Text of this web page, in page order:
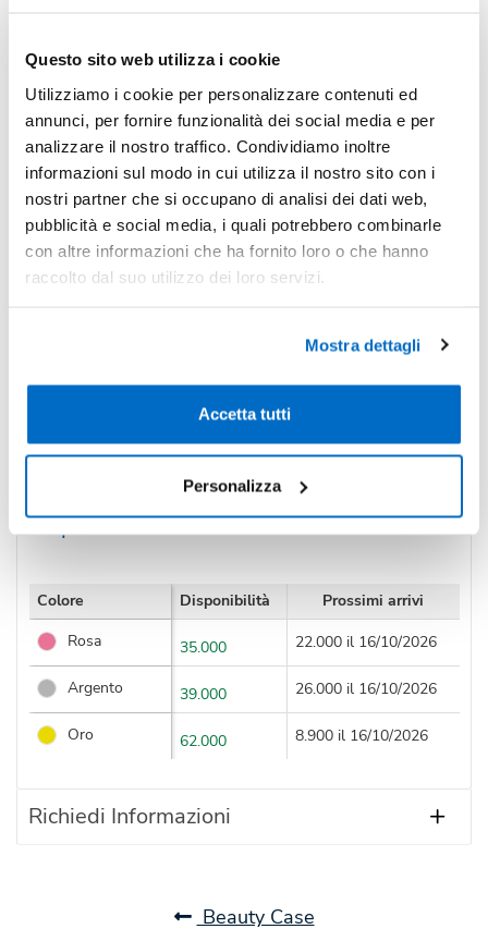
Questo sito web utilizza i cookie
Utilizziamo i cookie per personalizzare contenuti ed
annunci, per fornire funzionalità dei social media e per
analizzare il nostro traffico. Condividiamo inoltre
informazioni sul modo in cui utilizza il nostro sito con i
nostri partner che si occupano di analisi dei dati web,
pubblicità e social media, i quali potrebbero combinarle
con altre informazioni che ha fornito loro o che hanno
raccolto dal suo utilizzo dei loro servizi.
Mostra dettagli
Accetta tutti
Personalizza
Pezzi 100 -25% € 1,09
Pezzi 500 -43% € 0,83
Pezzi 1000 -46% € 0,79
*Prezzi prodotto per quantità merce neutra e prezzi IVA
Non trovi la quantità in tabella?Calcola il preventivo
IVA incl.Totale:€ 507,52
IVA incl.
Condividi
Disponibilità
Colore Disponibilità
Prossimi arrivi
Rosa
35.000 22.000 il 16/10/2026
Argento 39.000 26.000 il 16/10/2026
Oro 62.000 8.900 il 16/10/2026
Richiedi Informazioni
Beauty Case